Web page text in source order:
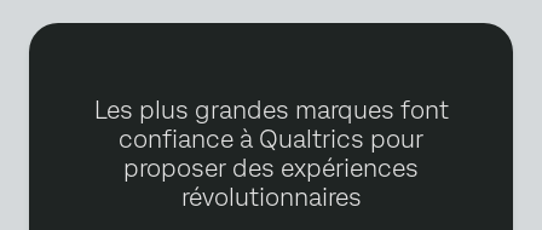
Les plus grandes marques font
confiance à Qualtrics pour
proposer des expériences
révolutionnaires